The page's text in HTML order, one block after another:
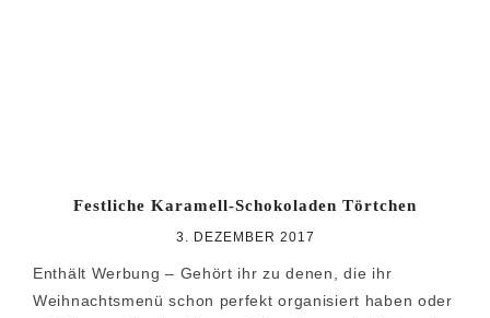
Festliche Karamell-Schokoladen Törtchen
3. DEZEMBER 2017
Enthält Werbung – Gehört ihr zu denen, die ihr
Weihnachtsmenü schon perfekt organisiert haben oder